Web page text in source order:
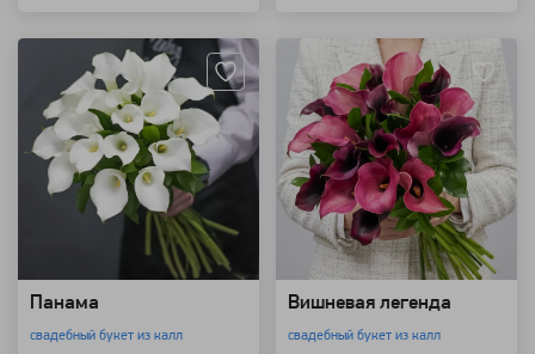
Панама
свадебный букет из калл
Вишневая легенда
свадебный букет из калл